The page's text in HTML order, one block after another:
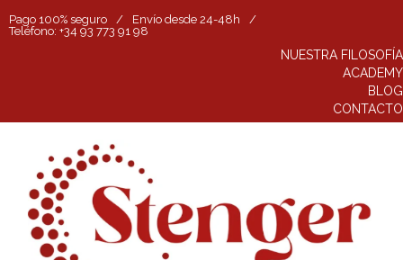
Pago 100% seguro / Envío desde 24-48h
/
Teléfono: +34 93 773 91 98
NUESTRA FILOSOFÍA
ACADEMY
BLOG
CONTACTO